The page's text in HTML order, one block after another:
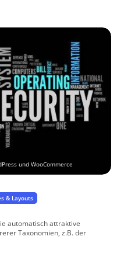
und WooCommerce
& Layouts
automatisch attraktive
Taxonomien, z.B. der